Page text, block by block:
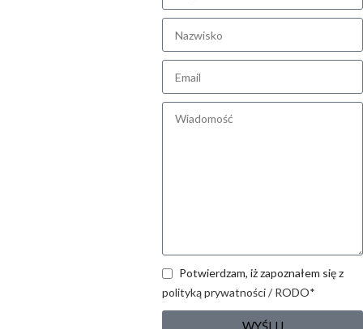
Potwierdzam, iż zapoznałem się z
polityką prywatności / RODO*